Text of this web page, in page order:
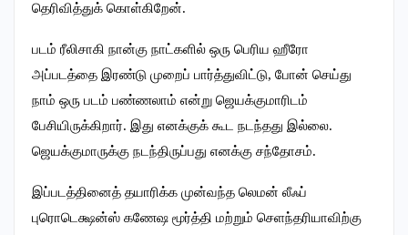
தெரிவித்துக் கொள்கிறேன்.
படம் ரீலிசாகி நான்கு நாட்களில் ஒரு பெரிய ஹீரோ
அப்படத்தை இரண்டு முறைப் பார்த்துவிட்டு, போன் செய்து
நாம் ஒரு படம் பண்ணலாம் என்று ஜெயக்குமாரிடம்
பேசியிருக்கிறார். இது எனக்குக் கூட நடந்தது இல்லை.
ஜெயக்குமாருக்கு நடந்திருப்பது எனக்கு சந்தோசம்.
இப்படத்தினைத் தயாரிக்க முன்வந்த லெமன் லீஃப்
புரொடெக்ஷன்ஸ் கணேஷ மூர்த்தி மற்றும் செளந்தரியாவிற்கு